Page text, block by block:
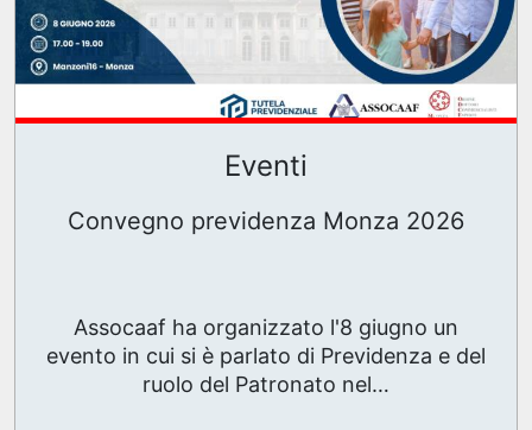
Eventi
Convegno previdenza Monza 2026
Assocaaf ha organizzato l'8 giugno un
evento in cui si è parlato di Previdenza e del
ruolo del Patronato nel…